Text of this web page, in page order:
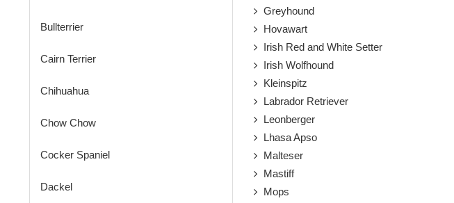
Greyhound
Hovawart
Irish Red and White Setter
Irish Wolfhound
Kleinspitz
Labrador Retriever
Leonberger
Lhasa Apso
Malteser
Mastiff
Mops
Bullterrier
Cairn Terrier
Chihuahua
Chow Chow
Cocker Spaniel
Dackel